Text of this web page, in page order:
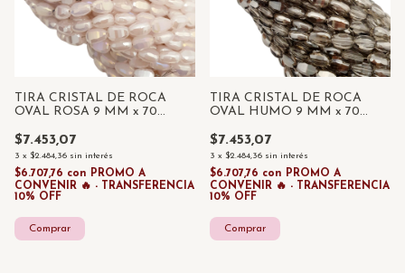
TIRA CRISTAL DE ROCA
OVAL ROSA 9 MM x 70
$7.453,07
3 x $2.484,36 sin interés
$6.707,76 con PROMO A
CONVENIR 🔥 - TRANSFERENCIA
10% OFF
TIRA CRISTAL DE ROCA
OVAL HUMO 9 MM x 70
$7.453,07
3 x $2.484,36 sin interés
$6.707,76 con PROMO A
CONVENIR 🔥 - TRANSFERENCIA
10% OFF